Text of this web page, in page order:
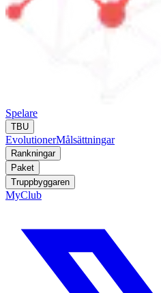
Spelare
TBU
EvolutionerMålsättningar
Rankningar
Paket
Truppbyggaren
MyClub